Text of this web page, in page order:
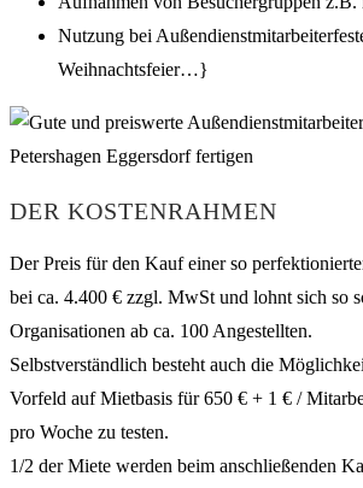
Nutzung bei
Weihnachtsfeier…}
DER KOSTENRAHMEN
Der Preis für den Kauf einer so
bei ca. 4.400 € zzgl. MwSt und lohnt sich so
Organisationen ab ca. 100 Angestellten.
Selbstverständlich besteht auch die
Vorfeld auf Mietbasis für 650 € + 1 € /
pro Woche zu testen.
1/2 der Miete werden beim anschließenden